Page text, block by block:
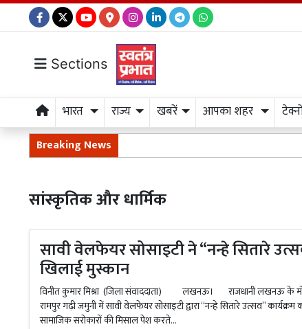
Sections
भारत राज्य खबरें आपका शहर
Breaking News
सांस्कृतिक और धार्मिक
सावी वेलफेयर सोसाइटी ने “नन्हे सितारे
खिलाई मुस्कान
विनीत कुमार मिश्रा (जिला संवाददाता) लखनऊ। राजधानी लखनऊ के
रामपुर गढ़ी जमुनी में सावी वेलफेयर सोसाइटी द्वारा “नन्हे सितारे उत्सव”
सामाजिक सरोकारों की मिसाल पेश करते...